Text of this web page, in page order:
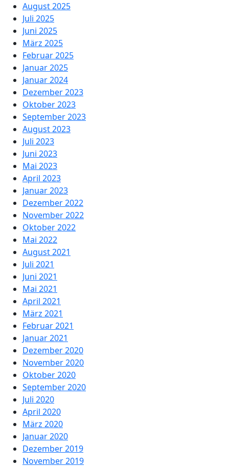
August 2025
Juli 2025
Juni 2025
März 2025
Februar 2025
Januar 2025
Januar 2024
Dezember 2023
Oktober 2023
September 2023
August 2023
Juli 2023
Juni 2023
Mai 2023
April 2023
Januar 2023
Dezember 2022
November 2022
Oktober 2022
Mai 2022
August 2021
Juli 2021
Juni 2021
Mai 2021
April 2021
März 2021
Februar 2021
Januar 2021
Dezember 2020
November 2020
Oktober 2020
September 2020
Juli 2020
April 2020
März 2020
Januar 2020
Dezember 2019
November 2019